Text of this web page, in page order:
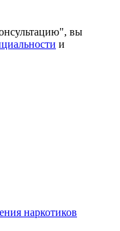
вы
и
наркотиков